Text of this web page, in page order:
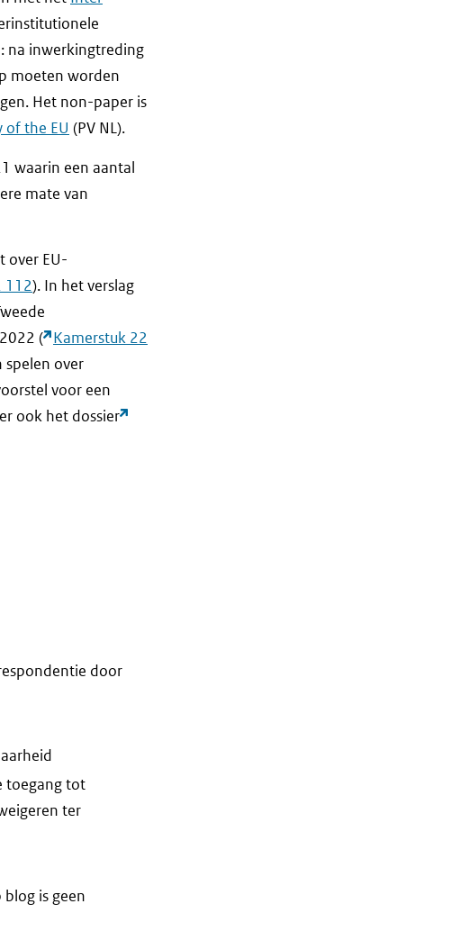
na inwerkingtreding
moeten worden
Het non-paper is
of the EU (PV NL).
waarin een aantal
mate van
over EU-
112). In het verslag
( Kamerstuk 22
spelen over
voor een
ook het dossier
door
toegang tot
ter
is geen